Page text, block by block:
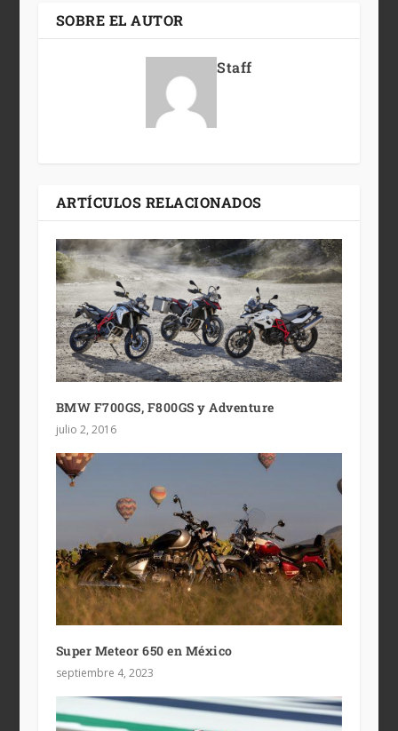
SOBRE EL AUTOR
Staff
ARTÍCULOS RELACIONADOS
BMW F700GS, F800GS y Adventure
julio 2, 2016
Super Meteor 650 en México
septiembre 4, 2023